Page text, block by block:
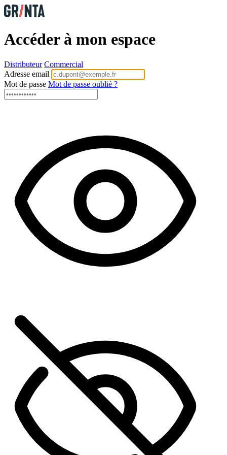
Accéder à mon espace
Distributeur Commercial
Adresse email
Mot de passe Mot de passe oublié ?